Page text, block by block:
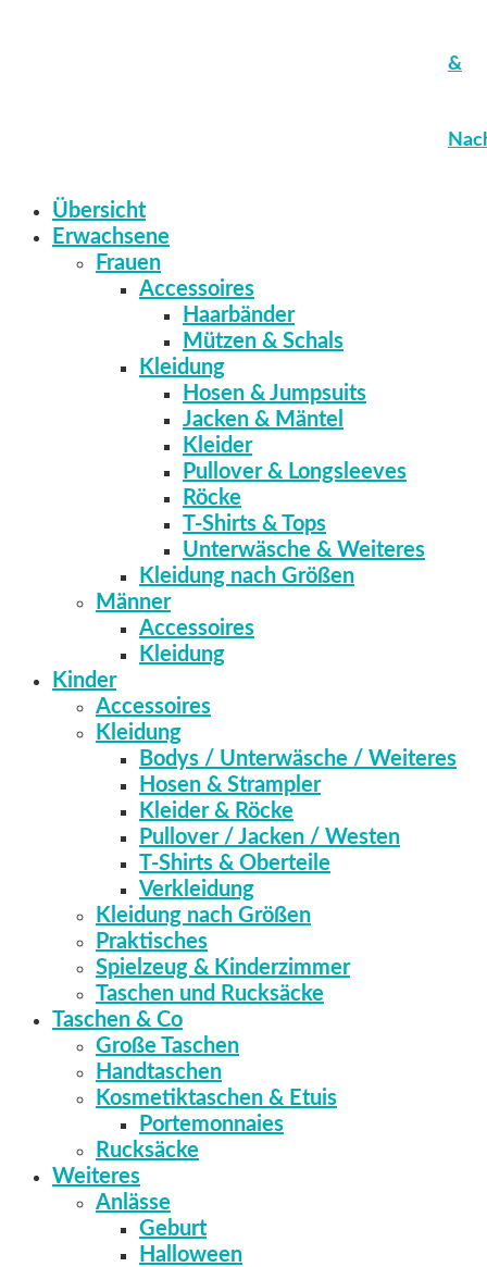
&
Übersicht
Erwachsene
Frauen
Accessoires
Haarbänder
Mützen & Schals
Kleidung
Hosen & Jumpsuits
Jacken & Mäntel
Kleider
Pullover & Longsleeves
Röcke
T-Shirts & Tops
Unterwäsche & Weiteres
Kleidung nach Größen
Männer
Accessoires
Kleidung
Kinder
Accessoires
Kleidung
Bodys / Unterwäsche / Weiteres
Hosen & Strampler
Kleider & Röcke
Pullover / Jacken / Westen
T-Shirts & Oberteile
Verkleidung
Kleidung nach Größen
Praktisches
Spielzeug & Kinderzimmer
Taschen und Rucksäcke
Taschen & Co
Große Taschen
Handtaschen
Kosmetiktaschen & Etuis
Portemonnaies
Rucksäcke
Weiteres
Anlässe
Geburt
Halloween